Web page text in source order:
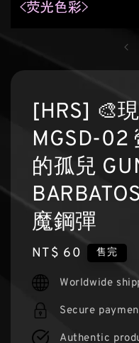
[HRS] 🎨
MGSD-02
的孤兒
魔鋼彈
Regular
price
NT$ 60 售完
Worldwide
Secure
Authentic